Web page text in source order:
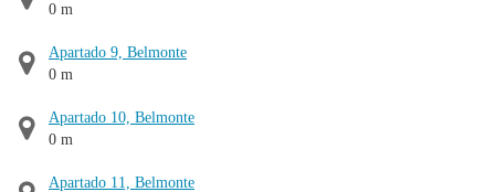
0 m
Apartado 9, Belmonte
0 m
Apartado 10, Belmonte
0 m
Apartado 11, Belmonte